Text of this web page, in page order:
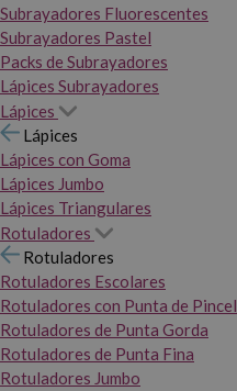
Subrayadores Fluorescentes
Subrayadores Pastel
Packs de Subrayadores
Lápices Subrayadores
Lápices
Lápices
Lápices con Goma
Lápices Jumbo
Lápices Triangulares
Rotuladores
Rotuladores
Rotuladores Escolares
Rotuladores con Punta de Pincel
Rotuladores de Punta Gorda
Rotuladores de Punta Fina
Rotuladores Jumbo